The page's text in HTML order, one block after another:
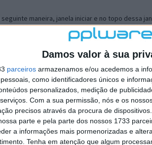
Damos valor à sua
parceiros armazenamos e/ou acedemos a
como identificadores únicos e
personalizados, medição de
Com a sua permissão, nós e os
precisos através da procura de
parte e pela parte dos nossos 1733
a informações mais pormenorizadas e
Tenha em atenção que algum
maneira, janela iniciar e no topo dessa
separador Menu ‘Iniciar’ clica no botão
escolheres o Browser com que queres
ao teu Firefox e nas ferramentas ou tools escolhes
e logo perto do fim encontras um local para
é o browser predefinido.